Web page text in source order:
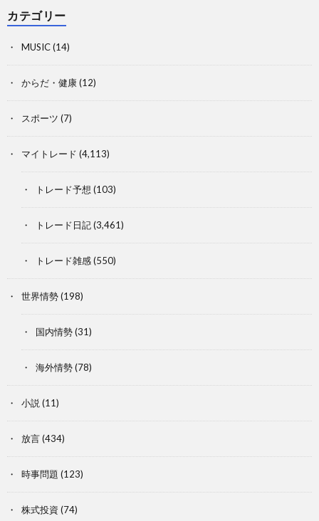
カテゴリー
MUSIC(14)
からだ・健康(12)
スポーツ (7)
マイトレード (4,113)
トレード予想 (103)
トレード日記(3,461)
トレード雑感(550)
世界情勢(198)
国内情勢(31)
海外情勢(78)
小説 (11)
放言(434)
時事問題 (123)
株式投資 (74)